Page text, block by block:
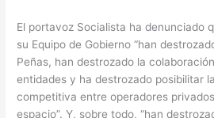
El portavoz Socialista ha denunciado
su Equipo de Gobierno “han
Peñas, han destrozado la
entidades y ha destrozado posibilitar
competitiva entre operadores
espacio”. Y, sobre todo, “han